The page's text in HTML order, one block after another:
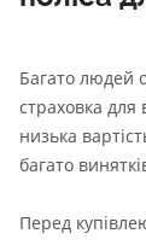
Багато людей
страховка для
низька
багато
Перед